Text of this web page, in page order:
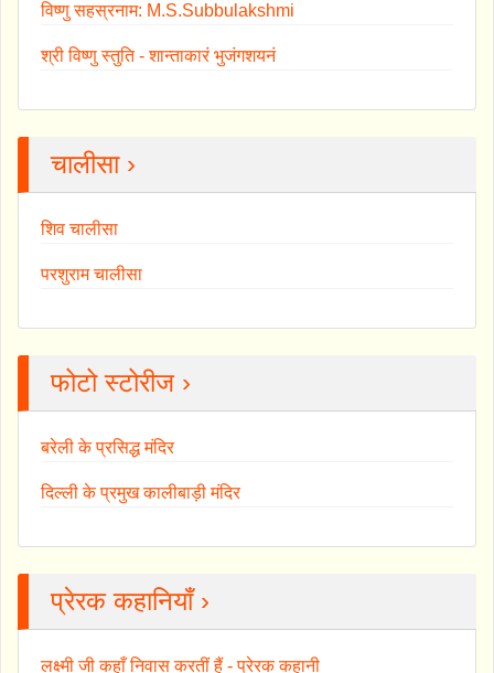
विष्णु सहस्रनाम: M.S.Subbulakshmi
श्री विष्णु स्तुति - शान्ताकारं भुजंगशयनं
चालीसा ›
शिव चालीसा
परशुराम चालीसा
फोटो स्टोरीज ›
बरेली के प्रसिद्ध मंदिर
दिल्ली के प्रमुख कालीबाड़ी मंदिर
प्रेरक कहानियाँ ›
लक्ष्मी जी कहाँ निवास करतीं हैं - प्रेरक कहानी